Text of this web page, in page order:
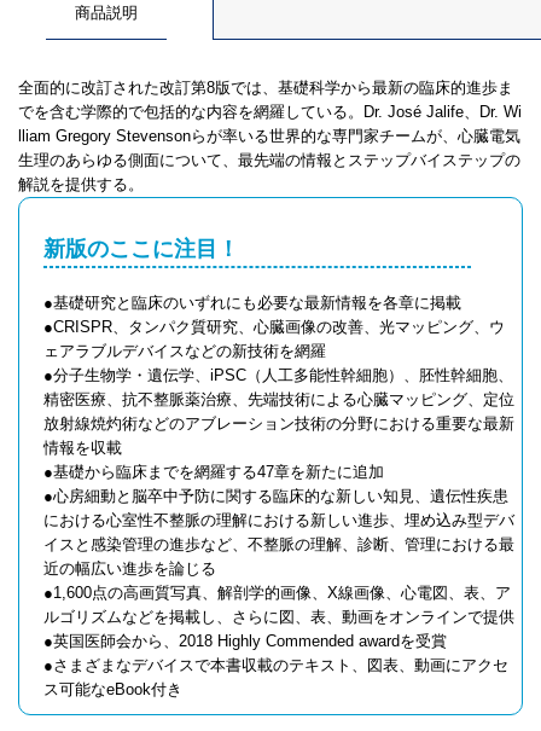
商品説明
全面的に改訂された改訂第8版では、基礎科学から最新の臨床的進歩ま
でを含む学際的で包括的な内容を網羅している。Dr. José Jalife、Dr. Wi
lliam Gregory Stevensonらが率いる世界的な専門家チームが、心臓電気
生理のあらゆる側面について、最先端の情報とステップバイステップの
解説を提供する。
新版のここに注目！
●基礎研究と臨床のいずれにも必要な最新情報を各章に掲載
●CRISPR、タンパク質研究、心臓画像の改善、光マッピング、ウ
ェアラブルデバイスなどの新技術を網羅
●分子生物学・遺伝学、iPSC（人工多能性幹細胞）、胚性幹細胞、
精密医療、抗不整脈薬治療、先端技術による心臓マッピング、定位
放射線焼灼術などのアブレーション技術の分野における重要な最新
情報を収載
●基礎から臨床までを網羅する47章を新たに追加
●心房細動と脳卒中予防に関する臨床的な新しい知見、遺伝性疾患
における心室性不整脈の理解における新しい進歩、埋め込み型デバ
イスと感染管理の進歩など、不整脈の理解、診断、管理における最
近の幅広い進歩を論じる
●1,600点の高画質写真、解剖学的画像、X線画像、心電図、表、ア
ルゴリズムなどを掲載し、さらに図、表、動画をオンラインで提供
●英国医師会から、2018 Highly Commended awardを受賞
●さまざまなデバイスで本書収載のテキスト、図表、動画にアクセ
ス可能なeBook付き